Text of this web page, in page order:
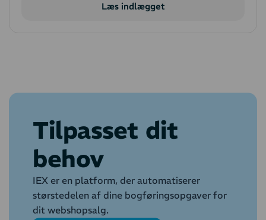
Læs indlægget
Tilpasset dit
behov
IEX er en platform, der automatiserer
størstedelen af dine bogføringsopgaver for
dit webshopsalg.